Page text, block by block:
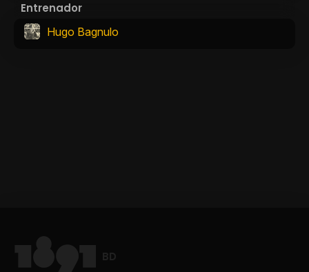
Entrenador
Hugo Bagnulo
BD